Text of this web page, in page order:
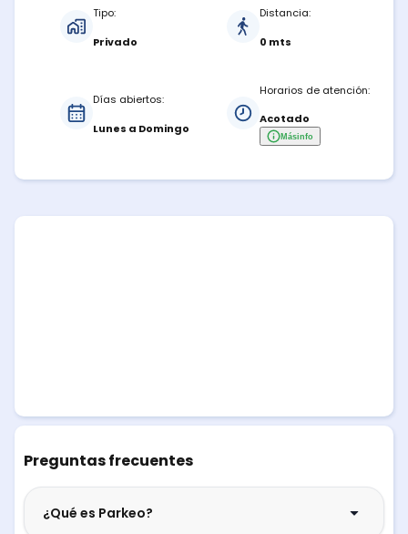
Tipo:
Privado
Distancia:
0 mts
Días abiertos:
Lunes a Domingo
Horarios de atención:
Acotado
Másinfo
Preguntas frecuentes
¿Qué es Parkeo?